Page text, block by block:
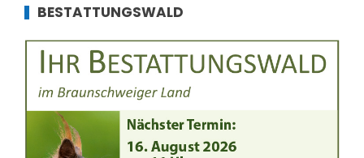
BESTATTUNGSWALD